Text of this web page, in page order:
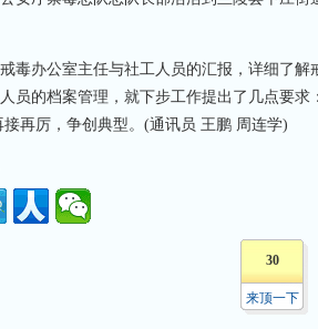
办公室主任与社工人员的汇报，详细了解
员的档案管理，就下步工作提出了几点要
再厉，争创典型。(通讯员 王鹏 周连学)
30
来顶一下